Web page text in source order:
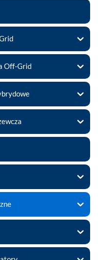
Off-Grid